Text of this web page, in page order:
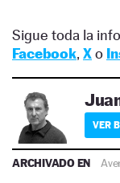
Sigue toda la
Facebook, Xo
VER
ARCHIVADO EN